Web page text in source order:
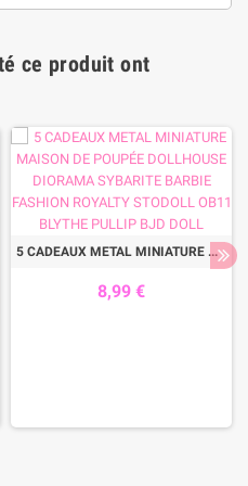
ce produit ont
5 CADEAUX METAL MINIATURE MAISON DE POUPÉE DOLLHOUSE DIORAMA SYBARITE BARBIE FASHION ROYALTY STODOLL OB11 BLYTHE PULLIP BJD DOLL
8,99 €